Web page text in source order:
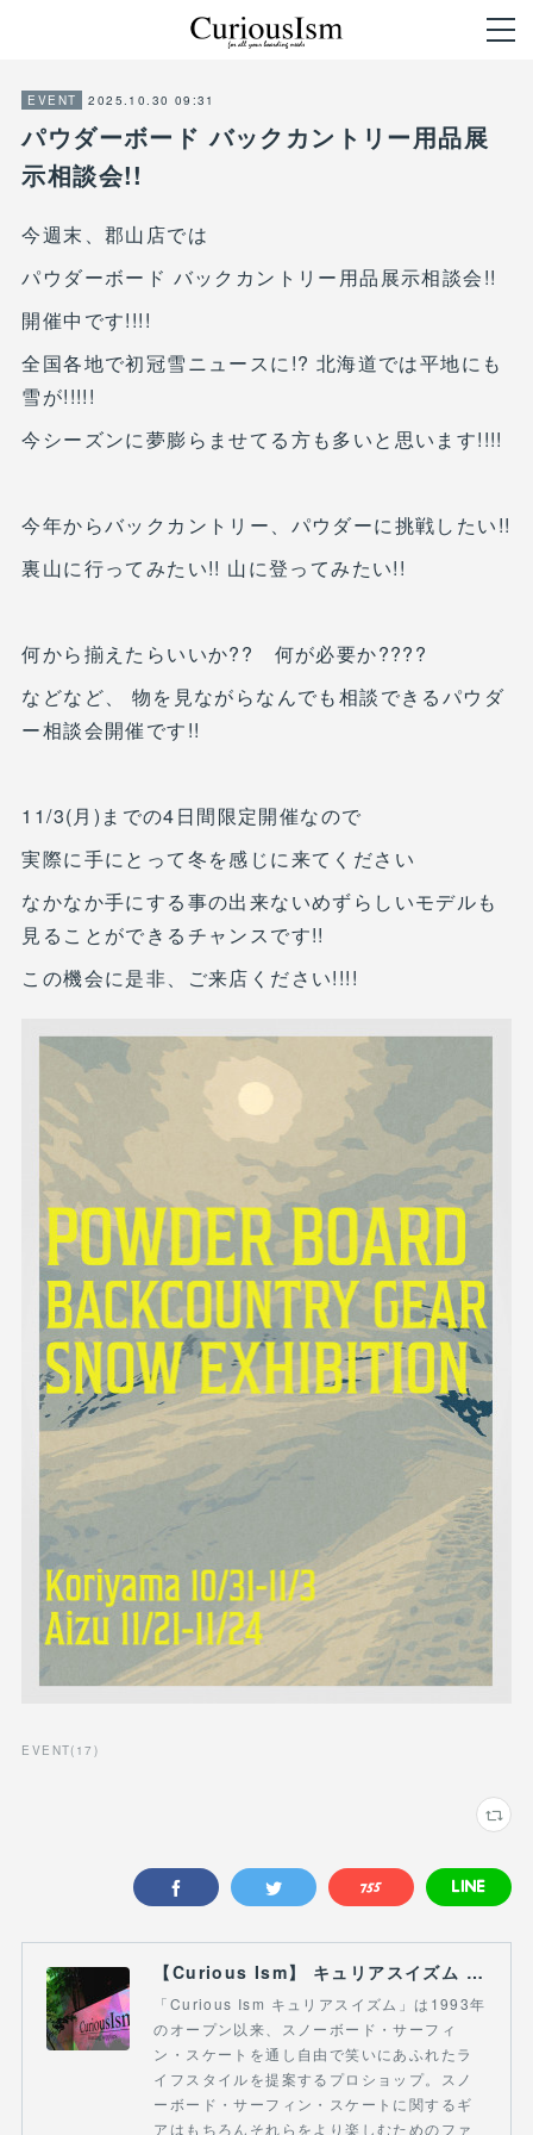
EVENT 2025.10.30 09:31
パウダーボード バックカントリー用品展
示相談会!!
今週末、郡山店では
パウダーボード バックカントリー用品展示相談会!!
開催中です!!!!
全国各地で初冠雪ニュースに!? 北海道では平地にも
雪が!!!!!
今シーズンに夢膨らませてる方も多いと思います!!!!
今年からバックカントリー、パウダーに挑戦したい!!
裏山に行ってみたい!! 山に登ってみたい!!
何から揃えたらいいか?? 何が必要か????
などなど、 物を見ながらなんでも相談できるパウダ
ー相談会開催です!!
11/3(月)までの4日間限定開催なので
実際に手にとって冬を感じに来てください
なかなか手にする事の出来ないめずらしいモデルも
見ることができるチャンスです!!
この機会に是非、ご来店ください!!!!
EVENT( 17 )
【Curious Ism】 キュリアスイズム l スノーボードショップ サーフショップ 福島県 会津若松市 郡山市 通販
「Curious Ism キュリアスイズム」は1993年
のオープン以来、スノーボード・サーフィ
ン・スケートを通し自由で笑いにあふれたラ
イフスタイルを提案するプロショップ。スノ
ーボード・サーフィン・スケートに関するギ
アはもちろんそれらをより楽しむためのファ